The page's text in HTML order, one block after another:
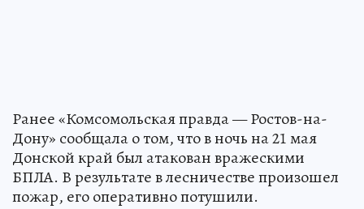
Ранее «Комсомольская правда — Ростов-на-
Дону» сообщала о том, что в ночь на 21 мая
Донской край был атакован вражескими
БПЛА. В результате в лесничестве произошел
пожар, его оперативно потушили.